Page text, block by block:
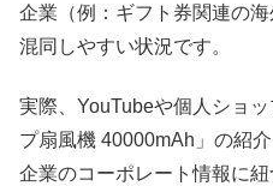
企業（例：ギフト券関連の
混同しやすい状況です。
実際、YouTubeや個人ショ
プ扇風機 40000mAh」の紹
企業のコーポレート情報に